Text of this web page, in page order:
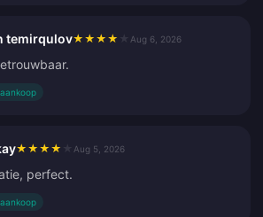
temirqulov★ ★ ★ ★ Aug 6, 2026
★ ★ ★ ★ Aug 5, 2026
perfect.